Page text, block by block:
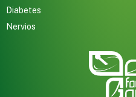
Diabetes
Nervios